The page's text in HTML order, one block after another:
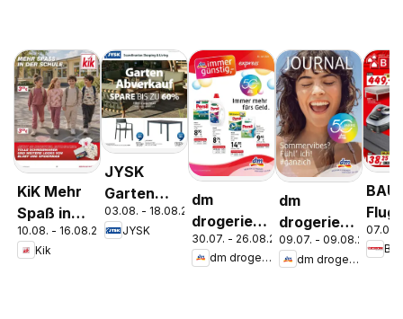
KiK Mehr
Spaß in
der Schule
10.08. - 16.08.2026
Kik
JYSK
Garten
Abverkauf
Spare Bis
03.08. - 18.08.2026
JYSK
dm
drogerie
markt
Journal
30.07. - 26.08.2026
dm drogerie markt
dm
drogerie
markt
Journal
09.07. - 09.08.2026
dm drogerie markt
07.08.